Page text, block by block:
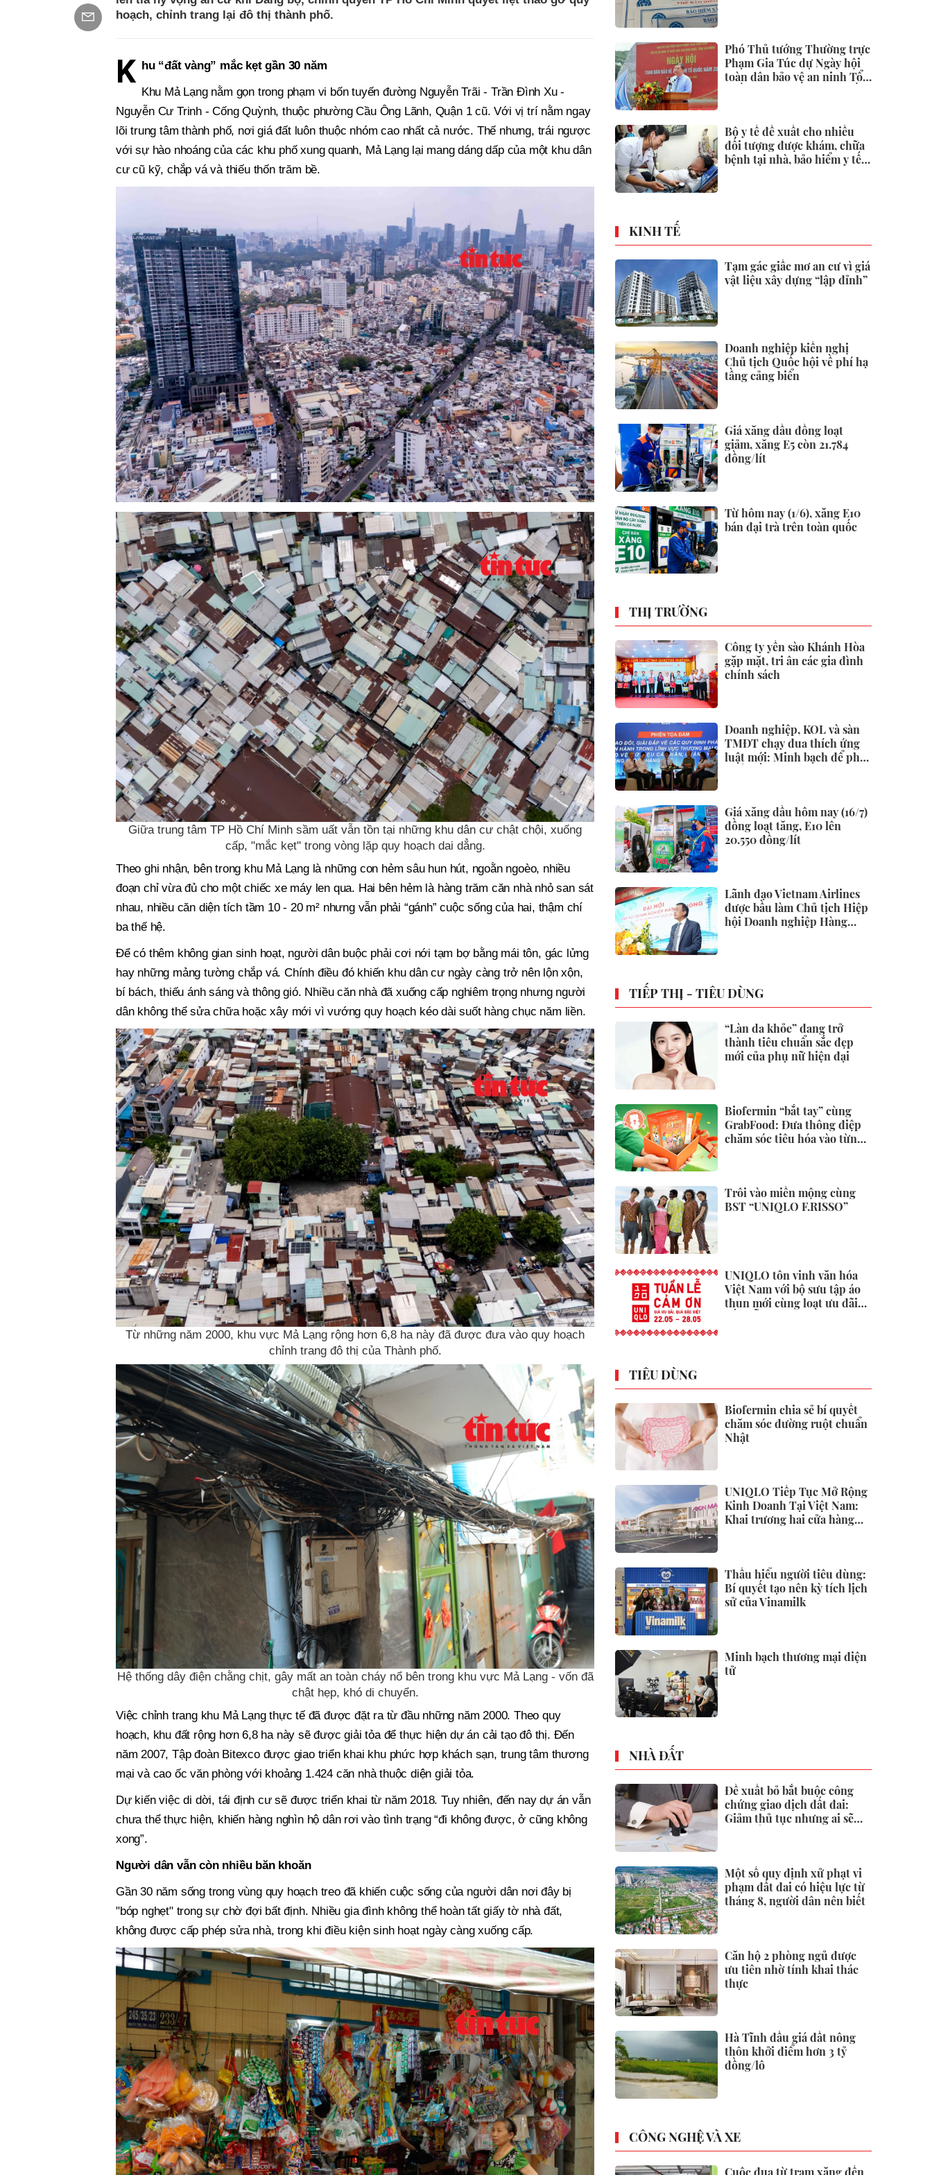
hoạch, chỉnh trang lại đô thị thành phố.
K hu “đất vàng” mắc kẹt gần 30 năm
Khu Mả Lạng nằm gọn trong phạm vi bốn tuyến đường Nguyễn Trãi - Trần Đình Xu -
Nguyễn Cư Trinh - Cống Quỳnh, thuộc phường Cầu Ông Lãnh, Quận 1 cũ. Với vị trí nằm ngay
lõi trung tâm thành phố, nơi giá đất luôn thuộc nhóm cao nhất cả nước. Thế nhưng, trái ngược
với sự hào nhoáng của các khu phố xung quanh, Mả Lạng lại mang dáng dấp của một khu dân
cư cũ kỹ, chắp vá và thiếu thốn trăm bề.
Giữa trung tâm TP Hồ Chí Minh sầm uất vẫn tồn tại những khu dân cư chật chội, xuống
cấp, "mắc kẹt" trong vòng lặp quy hoạch dai dẳng.
Theo ghi nhận, bên trong khu Mả Lạng là những con hẻm sâu hun hút, ngoằn ngoèo, nhiều
đoạn chỉ vừa đủ cho một chiếc xe máy len qua. Hai bên hẻm là hàng trăm căn nhà nhỏ san sát
nhau, nhiều căn diện tích tầm 10 - 20 m² nhưng vẫn phải “gánh” cuộc sống của hai, thậm chí
ba thế hệ.
Để có thêm không gian sinh hoạt, người dân buộc phải cơi nới tạm bợ bằng mái tôn, gác lửng
hay những mảng tường chắp vá. Chính điều đó khiến khu dân cư ngày càng trở nên lộn xộn,
bí bách, thiếu ánh sáng và thông gió. Nhiều căn nhà đã xuống cấp nghiêm trọng nhưng người
dân không thể sửa chữa hoặc xây mới vì vướng quy hoạch kéo dài suốt hàng chục năm liền.
Từ những năm 2000, khu vực Mả Lạng rộng hơn 6,8 ha này đã được đưa vào quy hoạch
chỉnh trang đô thị của Thành phố.
Hệ thống dây điện chằng chịt, gây mất an toàn cháy nổ bên trong khu vực Mả Lạng - vốn đã
chật hẹp, khó di chuyển.
Việc chỉnh trang khu Mả Lạng thực tế đã được đặt ra từ đầu những năm 2000. Theo quy
hoạch, khu đất rộng hơn 6,8 ha này sẽ được giải tỏa để thực hiện dự án cải tạo đô thị. Đến
năm 2007, Tập đoàn Bitexco được giao triển khai khu phức hợp khách sạn, trung tâm thương
mại và cao ốc văn phòng với khoảng 1.424 căn nhà thuộc diện giải tỏa.
Dự kiến việc di dời, tái định cư sẽ được triển khai từ năm 2018. Tuy nhiên, đến nay dự án vẫn
chưa thể thực hiện, khiến hàng nghìn hộ dân rơi vào tình trạng “đi không được, ở cũng không
xong”.
Người dân vẫn còn nhiều băn khoăn
Gần 30 năm sống trong vùng quy hoạch treo đã khiến cuộc sống của người dân nơi đây bị
"bóp nghẹt" trong sự chờ đợi bất định. Nhiều gia đình không thể hoàn tất giấy tờ nhà đất,
không được cấp phép sửa nhà, trong khi điều kiện sinh hoạt ngày càng xuống cấp.
Phó Thủ tướng Thường trực
Phạm Gia Túc dự Ngày hội
toàn dân bảo vệ an ninh Tổ
Bộ y tế đề xuất cho nhiều
đối tượng được khám, chữa
bệnh tại nhà, bảo hiểm y tế
KINH TẾ
Tạm gác giấc mơ an cư vì giá
vật liệu xây dựng “lập đỉnh”
Doanh nghiệp kiến nghị
Chủ tịch Quốc hội về phí hạ
tầng cảng biển
Giá xăng dầu đồng loạt
giảm, xăng E5 còn 21.784
đồng/lít
Từ hôm nay (1/6), xăng E10
bán đại trà trên toàn quốc
THỊ TRƯỜNG
Công ty yến sào Khánh Hòa
gặp mặt, tri ân các gia đình
chính sách
Doanh nghiệp, KOL và sàn
TMĐT chạy đua thích ứng
luật mới: Minh bạch để phát
Giá xăng dầu hôm nay (16/7)
đồng loạt tăng, E10 lên
20.550 đồng/lít
Lãnh đạo Vietnam Airlines
được bầu làm Chủ tịch Hiệp
hội Doanh nghiệp Hàng
TIẾP THỊ - TIÊU DÙNG
“Làn da khỏe” đang trở
thành tiêu chuẩn sắc đẹp
mới của phụ nữ hiện đại
Biofermin “bắt tay” cùng
GrabFood: Đưa thông điệp
chăm sóc tiêu hóa vào từng
Trôi vào miền mộng cùng
BST “UNIQLO F.RISSO”
UNIQLO tôn vinh văn hóa
Việt Nam với bộ sưu tập áo
thun mới cùng loạt ưu đãi
TIÊU DÙNG
Biofermin chia sẻ bí quyết
chăm sóc đường ruột chuẩn
Nhật
UNIQLO Tiếp Tục Mở Rộng
Kinh Doanh Tại Việt Nam:
Khai trương hai cửa hàng
Thấu hiểu người tiêu dùng:
Bí quyết tạo nên kỳ tích lịch
sử của Vinamilk
Minh bạch thương mại điện
tử
NHÀ ĐẤT
Đề xuất bỏ bắt buộc công
chứng giao dịch đất đai:
Giảm thủ tục nhưng ai sẽ
Một số quy định xử phạt vi
phạm đất đai có hiệu lực từ
tháng 8, người dân nên biết
Căn hộ 2 phòng ngủ được
ưu tiên nhờ tính khai thác
thực
Hà Tĩnh đấu giá đất nông
thôn khởi điểm hơn 3 tỷ
đồng/lô
CÔNG NGHỆ VÀ XE
Cuộc đua từ trạm xăng đến